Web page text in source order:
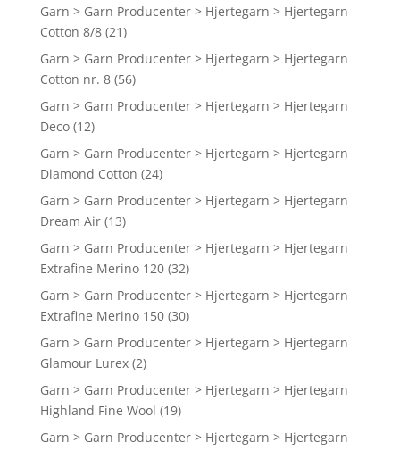
Garn > Garn Producenter > Hjertegarn > Hjertegarn
Cotton 8/8 (21)
Garn > Garn Producenter > Hjertegarn > Hjertegarn
Cotton nr. 8 (56)
Garn > Garn Producenter > Hjertegarn > Hjertegarn
Deco (12)
Garn > Garn Producenter > Hjertegarn > Hjertegarn
Diamond Cotton (24)
Garn > Garn Producenter > Hjertegarn > Hjertegarn
Dream Air (13)
Garn > Garn Producenter > Hjertegarn > Hjertegarn
Extrafine Merino 120 (32)
Garn > Garn Producenter > Hjertegarn > Hjertegarn
Extrafine Merino 150 (30)
Garn > Garn Producenter > Hjertegarn > Hjertegarn
Glamour Lurex (2)
Garn > Garn Producenter > Hjertegarn > Hjertegarn
Highland Fine Wool (19)
Garn > Garn Producenter > Hjertegarn > Hjertegarn